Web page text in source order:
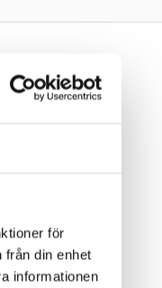
för
från din enhet
informationen